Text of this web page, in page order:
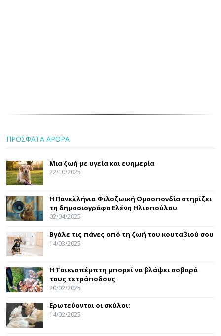
ΠΡΟΣΦΑΤΑ ΑΡΘΡΑ
Μια ζωή με υγεία και ευημερία
22/10/2025
Η Πανελλήνια Φιλοζωική Ομοσπονδία στηρίζει
τη δημοσιογράφο Ελένη Ηλιοπούλου
02/04/2025
Βγάλε τις πάνες από τη ζωή του κουταβιού σου
14/03/2025
Η Τσικνοπέμπτη μπορεί να βλάψει σοβαρά
τους τετράποδους
20/02/2025
Ερωτεύονται οι σκύλοι;
14/02/2025